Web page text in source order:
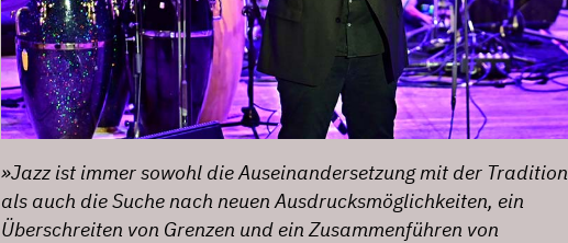
»Jazz ist immer sowohl die Auseinandersetzung mit der Tradition
als auch die Suche nach neuen Ausdrucksmöglichkeiten, ein
Überschreiten von Grenzen und ein Zusammenführen von